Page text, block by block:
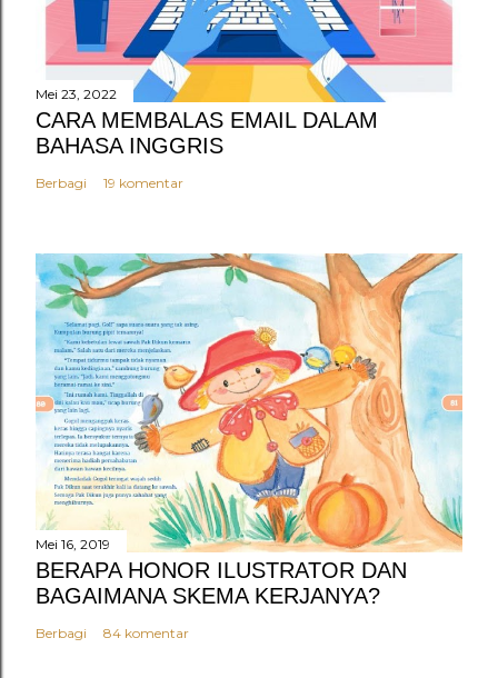
Mei 23, 2022
CARA MEMBALAS EMAIL DALAM
BAHASA INGGRIS
Berbagi 19 komentar
Mei 16, 2019
BERAPA HONOR ILUSTRATOR DAN
BAGAIMANA SKEMA KERJANYA?
Berbagi 84 komentar